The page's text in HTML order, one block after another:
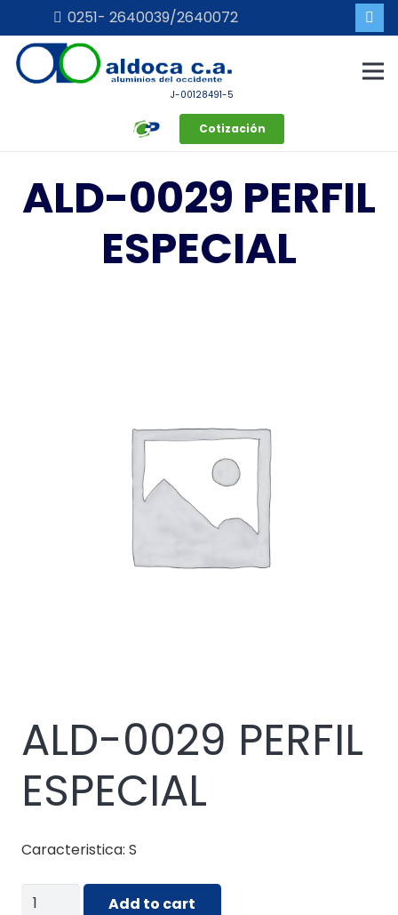
0251- 2640039/2640072
J-00128491-5
Cotización
ALD-0029 PERFIL
ESPECIAL
ALD-0029 PERFIL
ESPECIAL
Caracteristica: S
ALD-
Add to cart